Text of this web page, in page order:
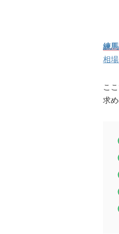
練
相
こ
求